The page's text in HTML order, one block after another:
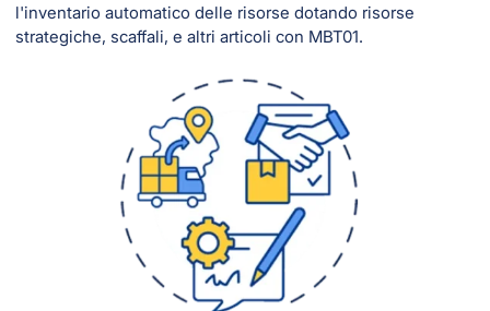
l'inventario automatico delle risorse dotando risorse
strategiche, scaffali, e altri articoli con MBT01.